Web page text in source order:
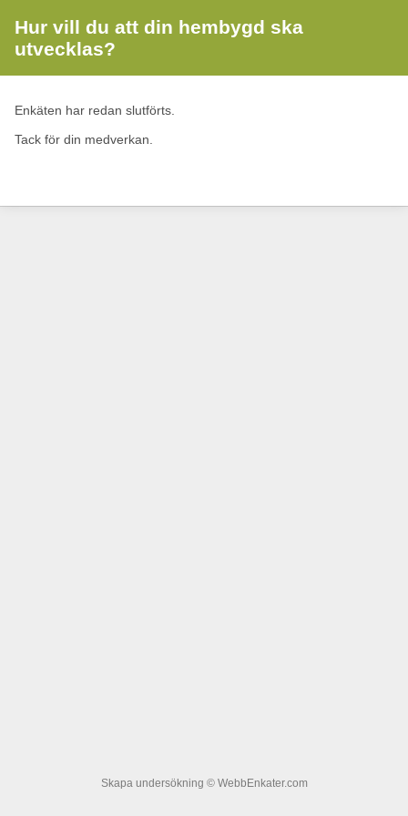
Hur vill du att din hembygd ska
utvecklas?
Enkäten har redan slutförts.
Tack för din medverkan.
Skapa undersökning © WebbEnkater.com